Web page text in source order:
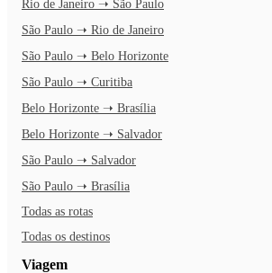
Rio de Janeiro ➝ São Paulo
São Paulo ➝ Rio de Janeiro
São Paulo ➝ Belo Horizonte
São Paulo ➝ Curitiba
Belo Horizonte ➝ Brasília
Belo Horizonte ➝ Salvador
São Paulo ➝ Salvador
São Paulo ➝ Brasília
Todas as rotas
Todas os destinos
Viagem